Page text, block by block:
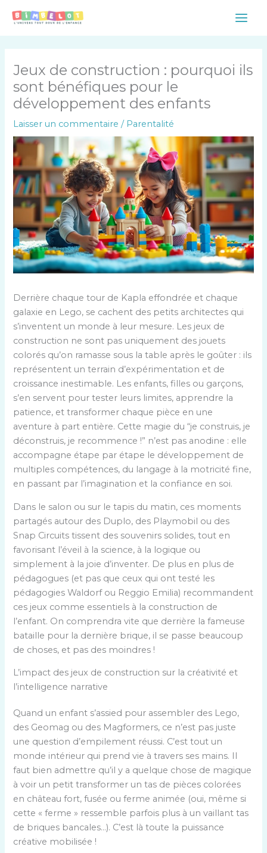
Main
Jeux de construction : pourquoi ils
sont bénéfiques pour le
développement des enfants
Laisser un commentaire / Parentalité
Derrière chaque tour de Kapla effondrée et chaque
galaxie en Lego, se cachent des petits architectes qui
s’inventent un monde à leur mesure. Les jeux de
construction ne sont pas uniquement des jouets
colorés qu’on ramasse sous la table après le goûter : ils
représentent un terrain d’expérimentation et de
croissance inestimable. Les enfants, filles ou garçons,
s’en servent pour tester leurs limites, apprendre la
patience, et transformer chaque pièce en une
aventure à part entière. Cette magie du “je construis, je
déconstruis, je recommence !” n’est pas anodine : elle
accompagne étape par étape le développement de
multiples compétences, du langage à la motricité fine,
en passant par l’imagination et la confiance en soi.
Dans le salon ou sur le tapis du matin, ces moments
partagés autour des Duplo, des Playmobil ou des
Snap Circuits tissent des souvenirs solides, tout en
favorisant l’éveil à la science, à la logique ou
simplement à la joie d’inventer. De plus en plus de
pédagogues (et pas que ceux qui ont testé les
pédagogies Waldorf ou Reggio Emilia) recommandent
ces jeux comme essentiels à la construction de
l’enfant. On comprendra vite que derrière la fameuse
bataille pour la dernière brique, il se passe beaucoup
de choses, et pas des moindres !
L’impact des jeux de construction sur la créativité et
l’intelligence narrative
Quand un enfant s’assied pour assembler des Lego,
des Geomag ou des Magformers, ce n’est pas juste
une question d’empilement réussi. C’est tout un
monde intérieur qui prend vie à travers ses mains. Il
faut bien admettre qu’il y a quelque chose de magique
à voir un petit transformer un tas de pièces colorées
en château fort, fusée ou ferme animée (oui, même si
cette « ferme » ressemble parfois plus à un vaillant tas
de briques bancales…). C’est là toute la puissance
créative mobilisée !